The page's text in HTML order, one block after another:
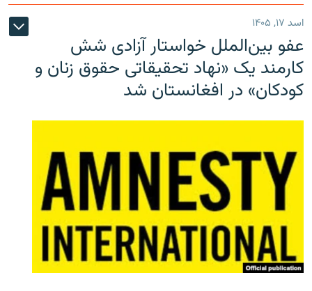
اسد ۱۷, ۱۴۰۵
عفو بین‌الملل خواستار آزادی شش
کارمند یک «نهاد تحقیقاتی حقوق زنان و
کودکان» در افغانستان شد